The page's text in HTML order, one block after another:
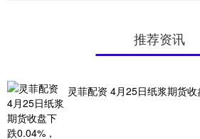
推荐资讯
灵菲配资 4月25日纸浆期货